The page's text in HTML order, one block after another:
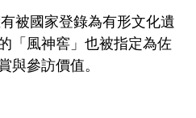
國家登錄為有形文化遺
「風神窖」也被指定為佐
與參訪價值。